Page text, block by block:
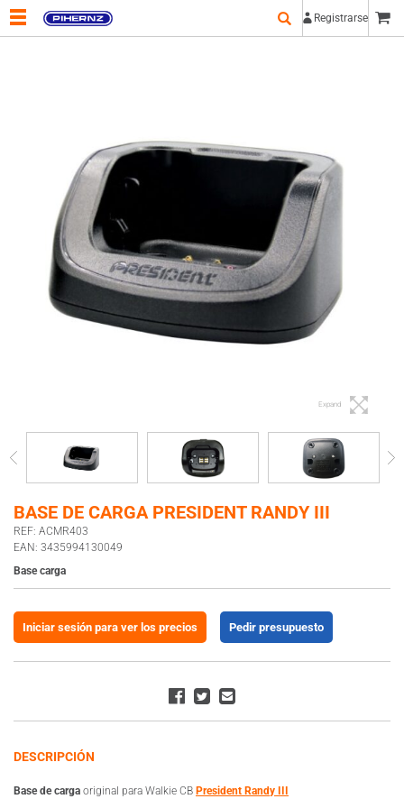
Registrarse
Expand
BASE DE CARGA PRESIDENT RANDY III
REF: ACMR403
EAN: 3435994130049
Base carga
Iniciar sesión para ver los precios Pedir presupuesto
DESCRIPCIÓN
Base de carga original para Walkie CB President Randy III